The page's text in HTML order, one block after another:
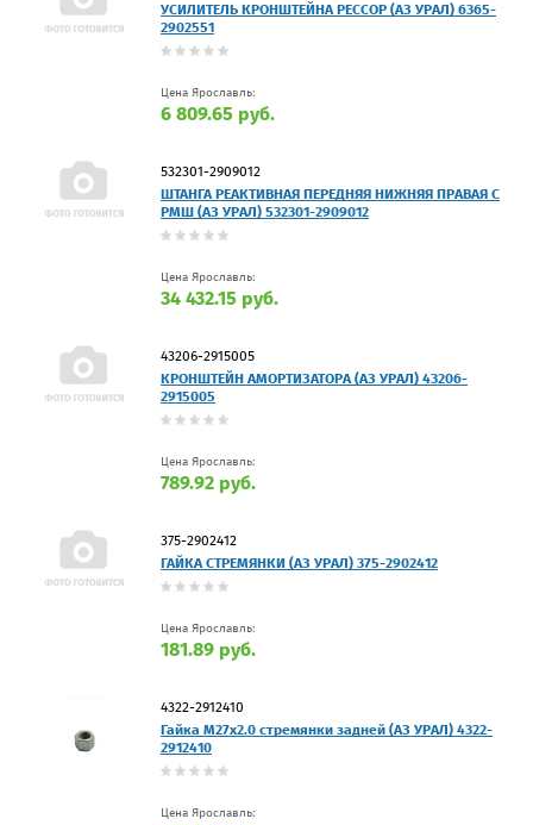
УСИЛИТЕЛЬ КРОНШТЕЙНА РЕССОР (АЗ УРАЛ) 6365-
2902551
Цена Ярославль:
6 809.65 руб.
532301-2909012
ШТАНГА РЕАКТИВНАЯ ПЕРЕДНЯЯ НИЖНЯЯ ПРАВАЯ С
РМШ (АЗ УРАЛ) 532301-2909012
Цена Ярославль:
34 432.15 руб.
43206-2915005
КРОНШТЕЙН АМОРТИЗАТОРА (АЗ УРАЛ) 43206-
2915005
Цена Ярославль:
789.92 руб.
375-2902412
ГАЙКА СТРЕМЯНКИ (АЗ УРАЛ) 375-2902412
Цена Ярославль:
181.89 руб.
4322-2912410
Гайка М27х2.0 стремянки задней (АЗ УРАЛ) 4322-
2912410
Цена Ярославль: